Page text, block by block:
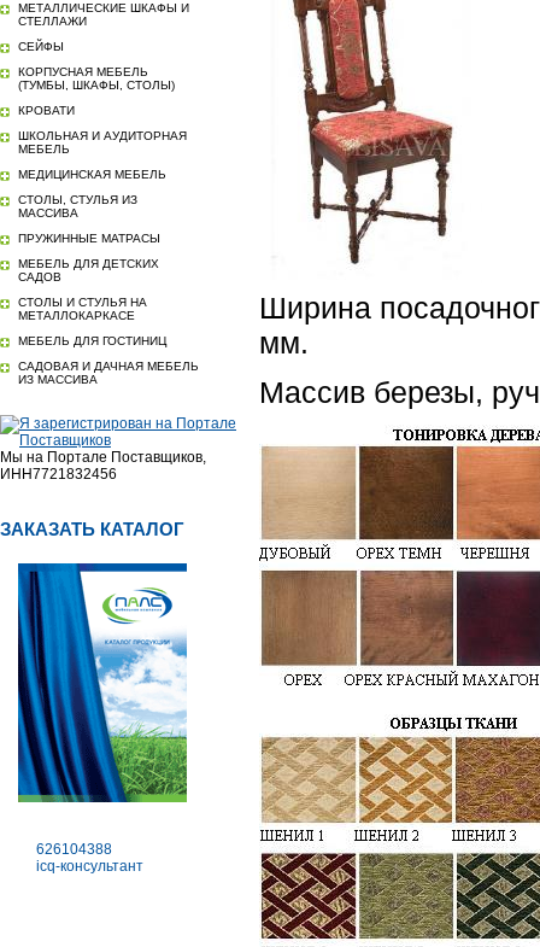
МЕТАЛЛИЧЕСКИЕ ШКАФЫ И
СТЕЛЛАЖИ
СЕЙФЫ
КОРПУСНАЯ МЕБЕЛЬ
(ТУМБЫ, ШКАФЫ, СТОЛЫ)
КРОВАТИ
ШКОЛЬНАЯ И АУДИТОРНАЯ
МЕБЕЛЬ
МЕДИЦИНСКАЯ МЕБЕЛЬ
СТОЛЫ, СТУЛЬЯ ИЗ
МАССИВА
ПРУЖИННЫЕ МАТРАСЫ
МЕБЕЛЬ ДЛЯ ДЕТСКИХ
САДОВ
СТОЛЫ И СТУЛЬЯ НА
МЕТАЛЛОКАРКАСЕ
МЕБЕЛЬ ДЛЯ ГОСТИНИЦ
САДОВАЯ И ДАЧНАЯ МЕБЕЛЬ
ИЗ МАССИВА
Мы на Портале Поставщиков,
ИНН7721832456
ЗАКАЗАТЬ КАТАЛОГ
626104388
icq-консультант
Ширина
мм.
Массив березы,